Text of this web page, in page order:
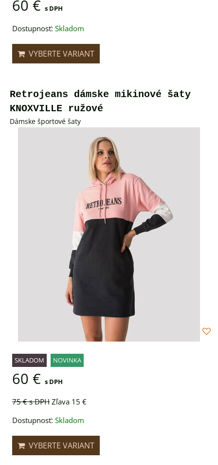
60 € s DPH
Dostupnosť: Skladom
VYBERTE VARIANT
Retrojeans dámske mikinové šaty
KNOXVILLE ružové
Dámske športové šaty
SKLADOM NOVINKA
60 € s DPH
75 €s DPHZľava 15 €
Dostupnosť: Skladom
VYBERTE VARIANT